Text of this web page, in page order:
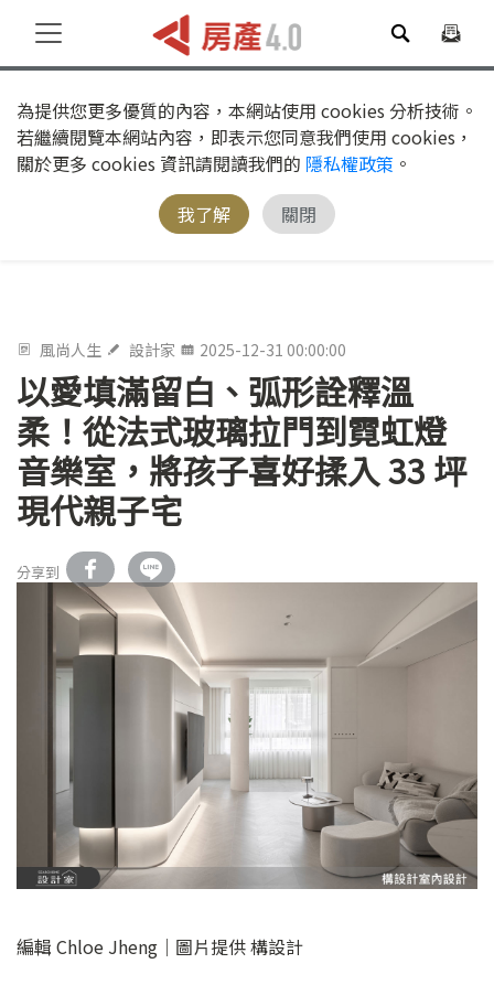
為提供您更多優質的內容，本網站使用 cookies 分析技術。
若繼續閱覽本網站內容，即表示您同意我們使用 cookies，
關於更多 cookies 資訊請閱讀我們的 隱私權政策 。
我了解
關閉
風尚人生 設計家 2025-12-31 00:00:00
以愛填滿留白、弧形詮釋溫
柔！從法式玻璃拉門到霓虹燈
音樂室，將孩子喜好揉入 33 坪
現代親子宅
分享到
編輯 Chloe Jheng｜圖片提供 構設計